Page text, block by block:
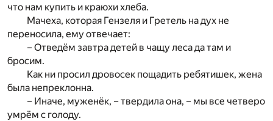
что нам купить и краюхи хлеба.
Мачеха, которая Гензеля и Гретель на дух не
переносила, ему отвечает:
– Отведём завтра детей в чащу леса да там и
бросим.
Как ни просил дровосек пощадить ребятишек, жена
была непреклонна.
– Иначе, муженёк, – твердила она, – мы все четверо
умрём с голоду.